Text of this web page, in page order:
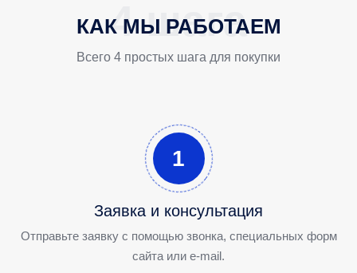
КАК МЫ РАБОТАЕМ
Всего 4 простых шага для покупки
1
Заявка и консультация
Отправьте заявку с помощью звонка, специальных форм
сайта или e-mail.